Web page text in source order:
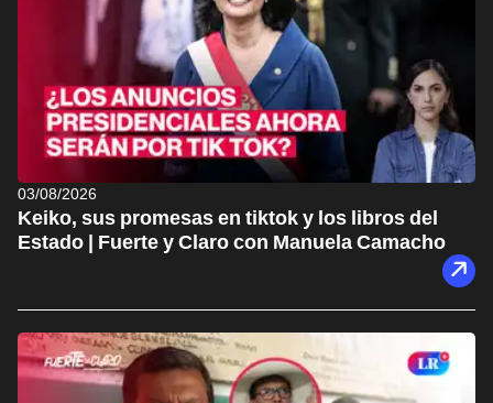
03/08/2026
Keiko, sus promesas en tiktok y los libros del
Estado | Fuerte y Claro con Manuela Camacho